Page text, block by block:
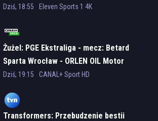
Dziś, 18:55 Eleven Sports 1 4K
Żużel: PGE Ekstraliga - mecz: Betard
Sparta Wrocław - ORLEN OIL Motor
Lublin
Dziś, 19:15 CANAL+ Sport HD
Transformers: Przebudzenie bestii